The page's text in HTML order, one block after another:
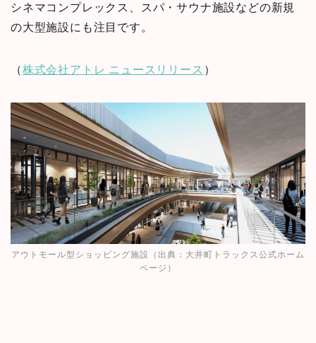
シネマコンプレックス、スパ・サウナ施設などの新規
の大型施設にも注目です。
（株式会社アトレ ニュースリリース ）
アウトモール型ショッピング施設（出典： 大井町トラックス公式ホーム
ページ ）